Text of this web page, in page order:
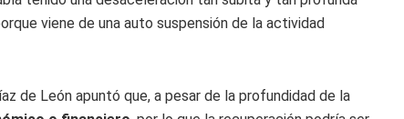
viene de una auto suspensión de la actividad
de León apuntó que, a pesar de la profundidad de la